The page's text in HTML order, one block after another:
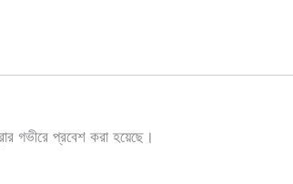
গভীরে প্রবেশ করা হয়েছে।